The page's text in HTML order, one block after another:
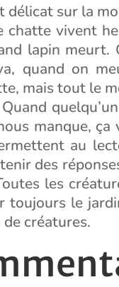
délicat sur la
chatte vivent
lapin meurt.
quand on
mais tout le
manque,
au
des
les
toujours le
créatures.